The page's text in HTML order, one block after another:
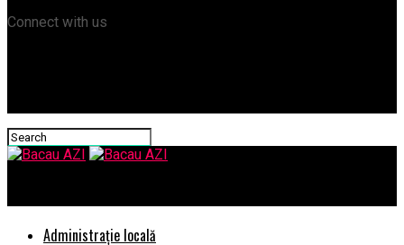
Connect with us
Administrație locală